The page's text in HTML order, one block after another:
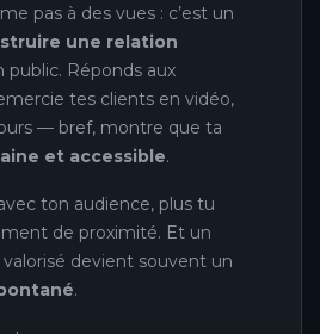
pas à des vues : c’est un
une relation
public. Réponds aux
tes clients en vidéo,
— bref, montre que ta
et accessible.
ton audience, plus tu
de proximité. Et un
devient souvent un
.